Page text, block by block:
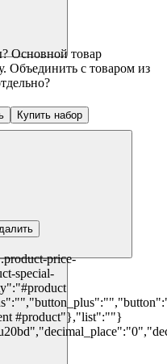
Основной товар
Объединить с товаром из
Купить набор
price-
special-
#product"},"list":""}